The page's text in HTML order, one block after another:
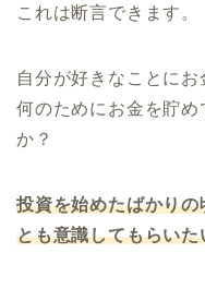
これは断言できます。
自分が好きなことに
何のためにお金を貯
か？
投資を始めたばかり
とも意識してもらいた